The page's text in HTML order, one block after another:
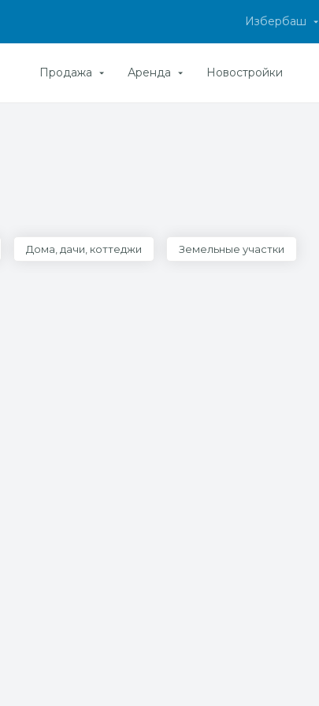
Избербаш
Продажа Аренда Новостройки
Дома, дачи, коттеджи Земельные участки